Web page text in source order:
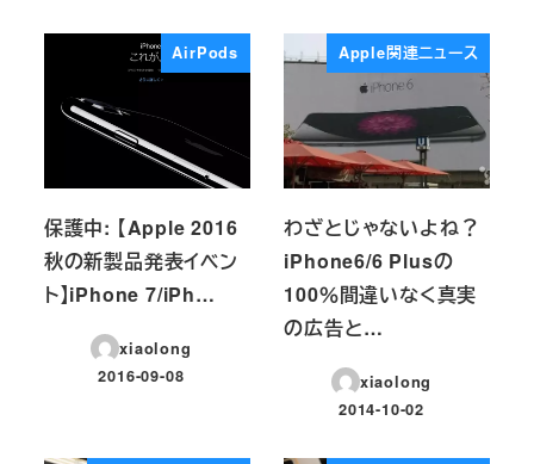
AirPods
保護中: 【Apple 2016
秋の新製品発表イベン
ト】iPhone 7/iPh…
xiaolong
投稿日
2016-09-08
Apple関連ニュース
わざとじゃないよね？
iPhone6/6 Plusの
100％間違いなく真実
の広告と…
xiaolong
投稿日
2014-10-02